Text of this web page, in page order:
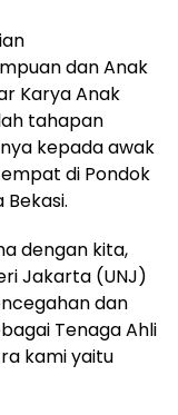
dan Anak
Karya Anak
tahapan
kepada awak
di Pondok
dengan kita,
Jakarta (UNJ)
dan
Tenaga Ahli
kami yaitu